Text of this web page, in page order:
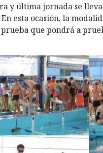
y última jornada se
esta ocasión, la
prueba que pondrá a